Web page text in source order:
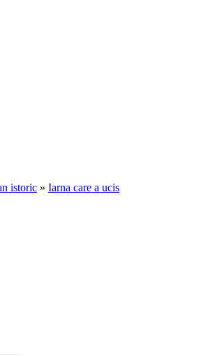
istoric » Iarna care a ucis